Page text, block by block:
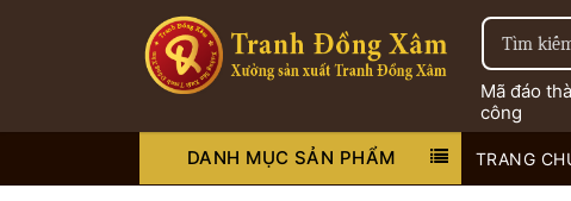
Mã đáo
công
DANH MỤC SẢN PHẨM
TRANG